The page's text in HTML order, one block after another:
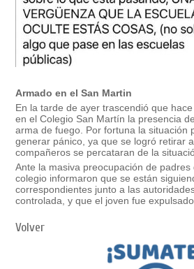
Armado en el San Martin
En la tarde de ayer trascendió que
en el Colegio San Martín la presencia
arma de fuego. Por fortuna la situación
generar pánico, ya que se logró retirar
compañeros se percataran de la
Ante la masiva preocupación de
colegio informaron que se están
correspondientes junto a las
controlada, y que el joven fue
Volver